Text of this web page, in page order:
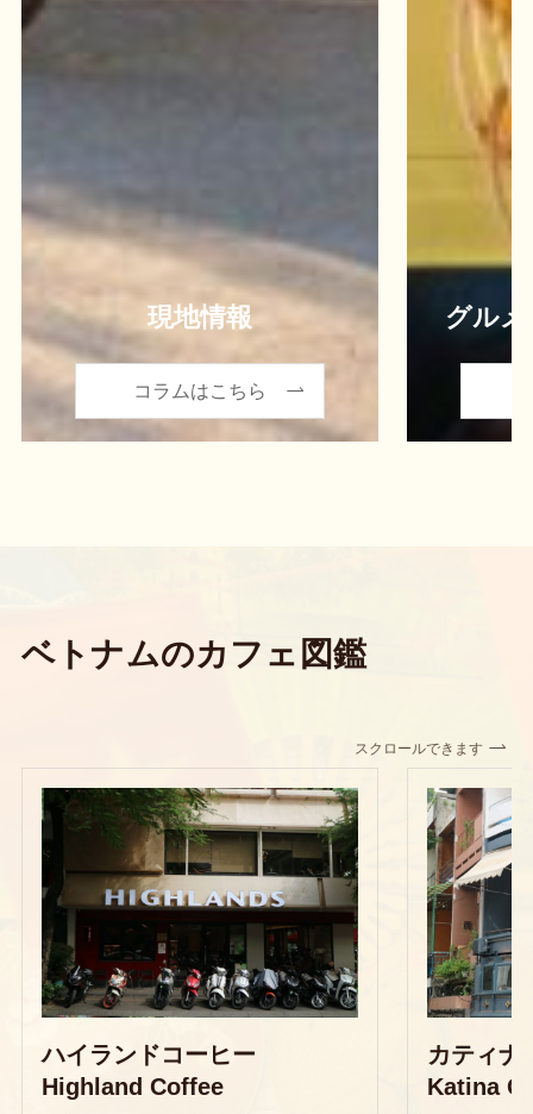
現地情報
コラムはこちら
グル
ベトナムのカフェ図鑑
スクロールできます
ハイランドコーヒー
Highland Coffee
カティナ
Katina